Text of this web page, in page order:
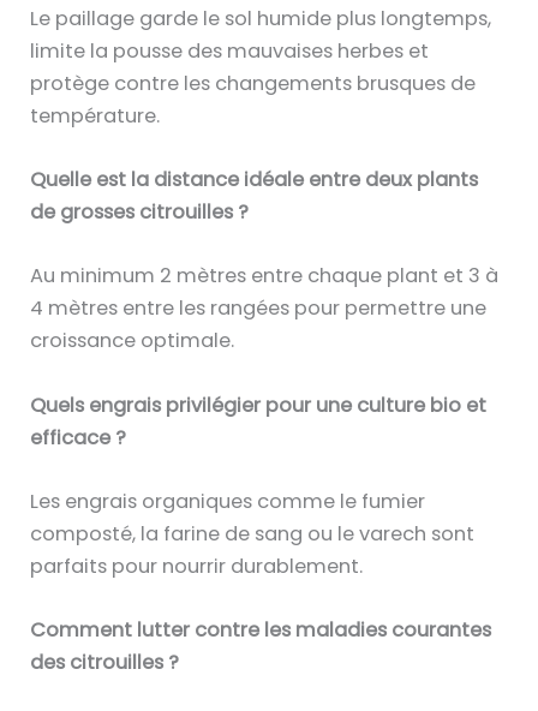
Le paillage garde le sol humide plus longtemps,
limite la pousse des mauvaises herbes et
protège contre les changements brusques de
température.
Quelle est la distance idéale entre deux plants
de grosses citrouilles ?
Au minimum 2 mètres entre chaque plant et 3 à
4 mètres entre les rangées pour permettre une
croissance optimale.
Quels engrais privilégier pour une culture bio et
efficace ?
Les engrais organiques comme le fumier
composté, la farine de sang ou le varech sont
parfaits pour nourrir durablement.
Comment lutter contre les maladies courantes
des citrouilles ?